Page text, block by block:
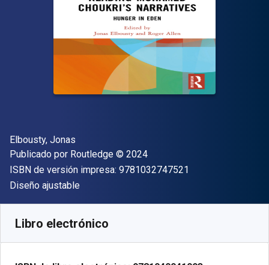
Autor(es)
Elbousty, Jonas
Editor
Publicado por Routledge Copyright
© 2024
ISBN de versión impresa: 9781032747521
Formato
Diseño ajustable
Libro electrónico